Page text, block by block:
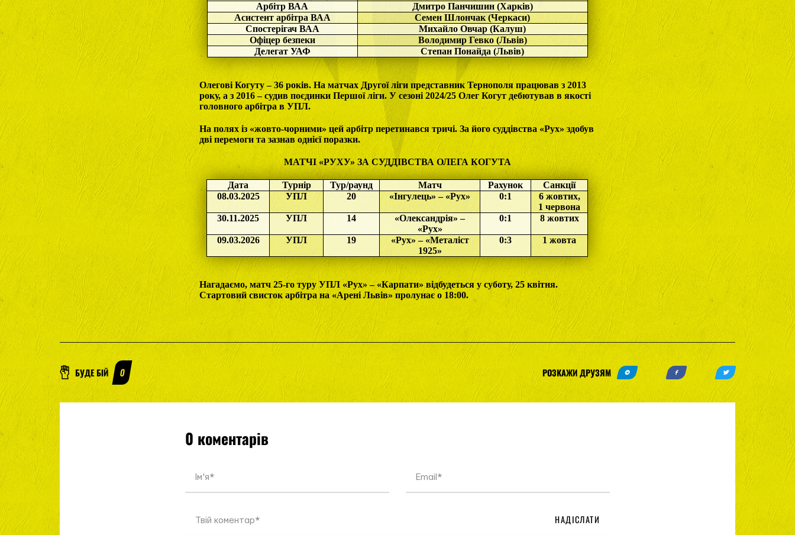
Арбітр ВАА
Дмитро Панчишин (Харків)
Асистент арбітра ВАА
Семен Шлончак (Черкаси)
Спостерігач ВАА
Михайло Овчар (Калуш)
Офіцер безпеки
Володимир Гевко (Львів)
Делегат УАФ
Степан Понайда (Львів)
Олегові Когуту – 36 років. На матчах Другої ліги представник Тернополя працював з 2013
року, а з 2016 – судив поєдинки Першої ліги. У сезоні 2024/25 Олег Когут дебютував в якості
головного арбітра в УПЛ.
На полях із «жовто-чорними» цей арбітр перетинався тричі. За його суддівства «Рух» здобув
дві перемоги та зазнав однієї поразки.
МАТЧІ «РУХУ» ЗА СУДДІВСТВА ОЛЕГА КОГУТА
Дата Турнір Тур/раунд Матч Рахунок
Санкції
08.03.2025
УПЛ 20 «Інгулець» – «Рух» 0:1
6 жовтих,
1 червона
30.11.2025
УПЛ 14
«Олександрія» –
«Рух»
0:1 8 жовтих
09.03.2026 УПЛ 19
«Рух» – «Металіст
1925»
0:3 1 жовта
Нагадаємо, матч 25-го туру УПЛ «Рух» – «Карпати» відбудеться у суботу, 25 квітня.
Стартовий свисток арбітра на «Арені Львів» пролунає о 18:00.
БУДЕ БІЙ 0 РОЗКАЖИ ДРУЗЯМ
0 коментарів
НАДІСЛАТИ